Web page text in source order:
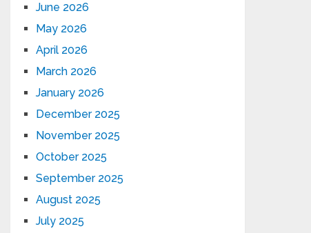
June 2026
May 2026
April 2026
March 2026
January 2026
December 2025
November 2025
October 2025
September 2025
August 2025
July 2025